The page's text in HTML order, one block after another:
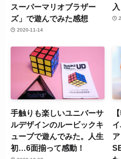
スーパーマリオブラザー
ズ」で遊んでみた感想
2020-11-14
手触りも楽しいユニバーサ
ルデザインのルービックキ
ューブで遊んでみた。人生
初…6面揃って感動！